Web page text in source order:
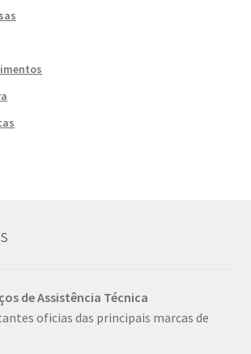
de Assistência Técnica
oficias das principais marcas de